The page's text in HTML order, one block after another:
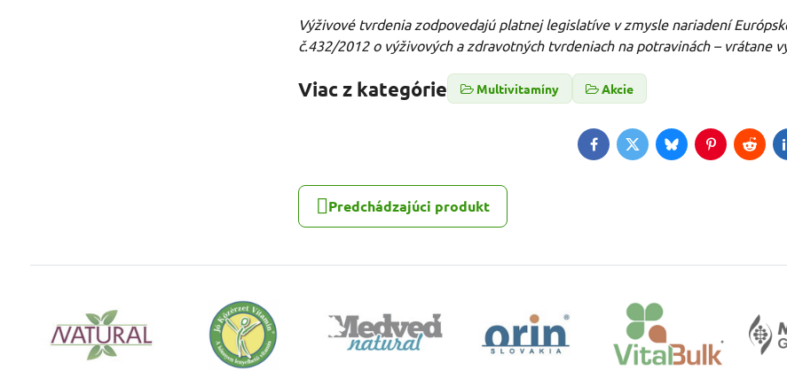
Výživové tvrdenia zodpovedajú platnej legislatíve v zmysle nariadení
č.432/2012 o výživových a zdravotných tvrdeniach na potravinách – vrátane
Viac z kategórie Multivitamíny Akcie
FacebookTwitterBlueskyPinterest
Predchádzajúci produkt